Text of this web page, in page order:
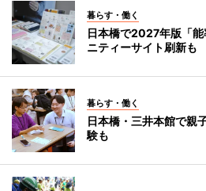
暮らす・働く
日本橋で2027年版「
ニティーサイト刷新も
暮らす・働く
日本橋・三井本館で
験も